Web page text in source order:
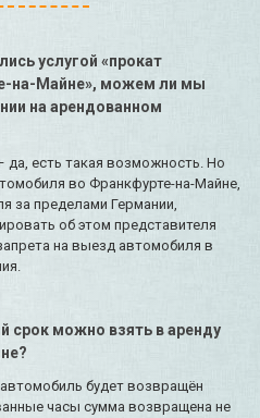
услугой «прокат
на-Майне», можем ли мы
на арендованном
да, есть такая возможность. Но
во Франкфурте-на-Майне,
за пределами Германии,
об этом представителя
на выезд автомобиля в
срок можно взять в аренду
автомобиль будет возвращён
часы сумма возвращена не